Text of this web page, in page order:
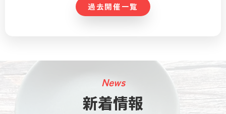
過去開催一覧
News
新着情報